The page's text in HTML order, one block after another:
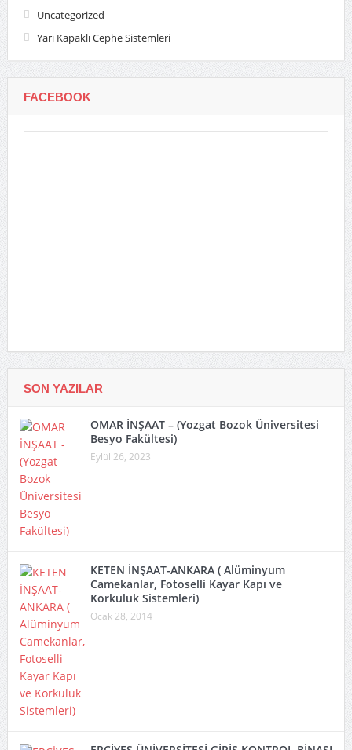
Uncategorized
Yarı Kapaklı Cephe Sistemleri
FACEBOOK
SON YAZILAR
OMAR İNŞAAT – (Yozgat Bozok Üniversitesi
Besyo Fakültesi)
Eylül 26, 2023
KETEN İNŞAAT-ANKARA ( Alüminyum
Camekanlar, Fotoselli Kayar Kapı ve
Korkuluk Sistemleri)
Ocak 28, 2014